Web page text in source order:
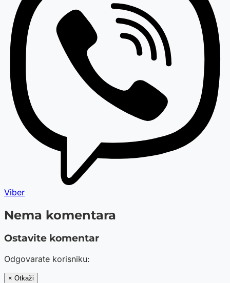
Viber
Nema komentara
Ostavite komentar
Odgovarate korisniku:
× Otkaži